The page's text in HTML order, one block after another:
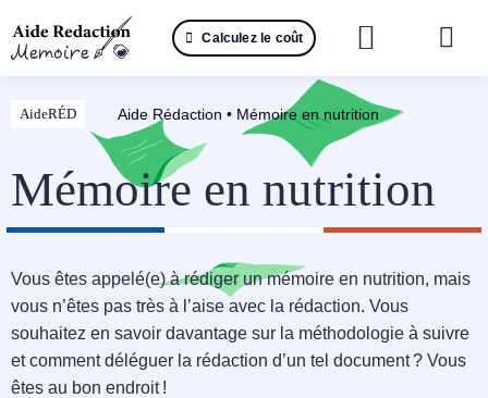
au
contenu
Calculez le coût
📝
AideRÉD Aide Rédaction • Mémoire en nutrition
Mémoire en nutrition
Vous êtes appelé(e) à rédiger un mémoire en nutrition, mais
vous n’êtes pas très à l’aise avec la rédaction. Vous
souhaitez en savoir davantage sur la méthodologie à suivre
et comment déléguer la rédaction d’un tel document ? Vous
êtes au bon endroit !